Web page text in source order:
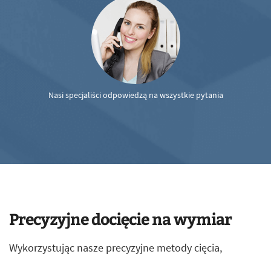
Nasi specjaliści odpowiedzą na wszystkie pytania
Precyzyjne docięcie na wymiar
Wykorzystując nasze precyzyjne metody cięcia,